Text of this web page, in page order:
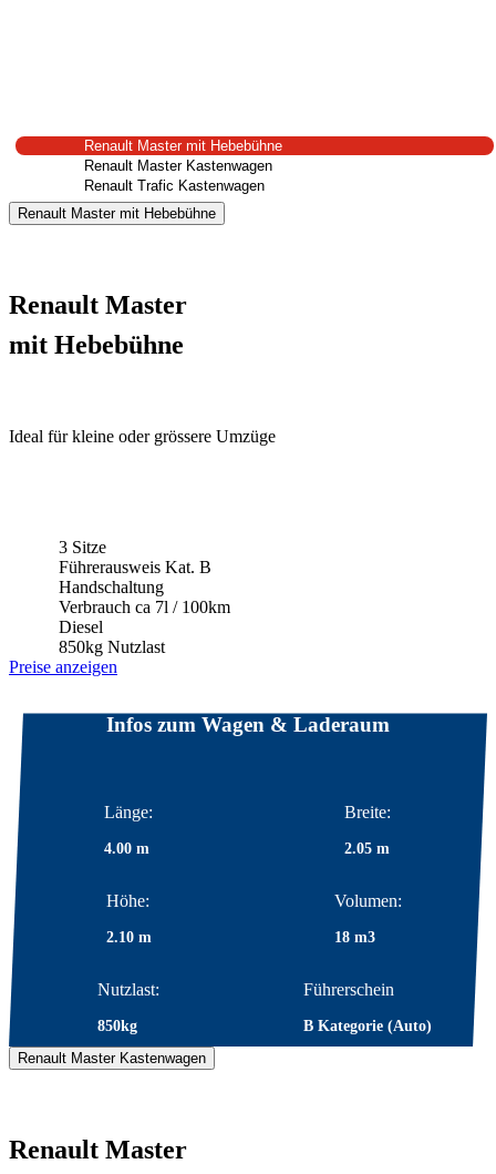
Renault Master mit Hebebühne
Renault Master Kastenwagen
Renault Trafic Kastenwagen
Renault Master mit Hebebühne
Renault Master
mit Hebebühne
Ideal für kleine oder grössere Umzüge
3 Sitze
Führerausweis Kat. B
Handschaltung
Verbrauch ca 7l / 100km
Diesel
850kg Nutzlast
Preise anzeigen
Infos zum Wagen & Laderaum
Länge:
4.00 m
Breite:
2.05 m
Höhe:
2.10 m
Volumen:
18 m3
Nutzlast:
850kg
Führerschein
B Kategorie (Auto)
Renault Master Kastenwagen
Renault Master